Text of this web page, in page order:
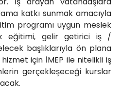
katkı sunmak amacıyla
programı uygun meslek
eğitimi, gelir getirici iş /
başlıklarıyla ön plana
için İMEP ile nitelikli iş
gerçekleşeceği kurslar